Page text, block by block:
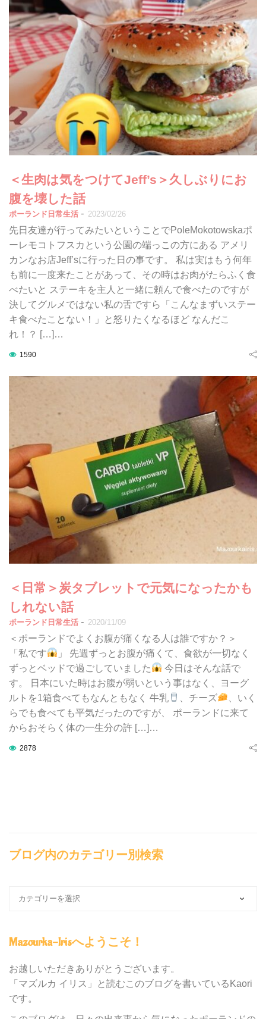
＜生肉は気をつけてJeff’s＞久しぶりにお
腹を壊した話
ポーランド日常生活 - 2023/02/26
先日友達が行ってみたいということでPoleMokotowskaポ
ーレモコトフスカという公園の端っこの方にある アメリ
カンなお店Jeff’sに行った日の事です。 私は実はもう何年
も前に一度来たことがあって、その時はお肉がたらふく食
べたいと ステーキを主人と一緒に頼んで食べたのですが
決してグルメではない私の舌ですら「こんなまずいステー
キ食べたことない！」と怒りたくなるほど なんだこ
れ！？ […]…
1590
＜日常＞炭タブレットで元気になったかも
しれない話
ポーランド日常生活 - 2020/11/09
＜ポーランドでよくお腹が痛くなる人は誰ですか？＞
「私です
」 先週ずっとお腹が痛くて、食欲が一切なく
ずっとベッドで過ごしていました
今日はそんな話で
す。 日本にいた時はお腹が弱いという事はなく、ヨーグ
ルトを1箱食べてもなんともなく 牛乳
、チーズ
、いく
らでも食べても平気だったのですが、 ポーランドに来て
からおそらく体の一生分の許 […]…
2878
ブログ内のカテゴリー別検索
の
テ
ゴ
ー
別
Mazourka-Irisへようこそ！
お越しいただきありがとうございます。
「マズルカ イリス」と読むこのブログを書いているKaori
です。